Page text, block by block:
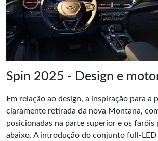
Spin 2025 - Design e
Em relação ao design, a inspiração para a
claramente retirada da nova Montana,
posicionadas na parte superior e os faróis
abaixo. A introdução do conjunto full-LED